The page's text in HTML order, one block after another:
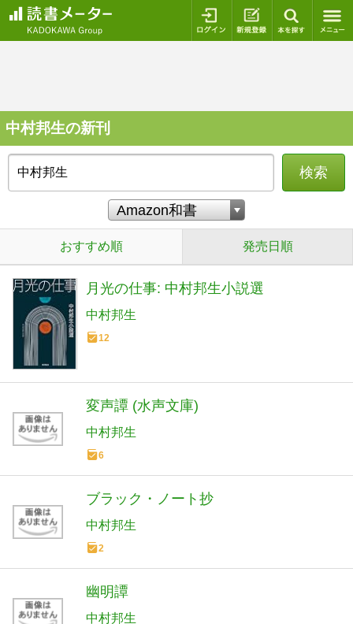
ログイン 新規登録
中村邦生の新刊
検索
おすすめ順 発売日順
月光の仕事: 中村邦生小説選
中村邦生
12
変声譚 (水声文庫)
中村邦生
6
ブラック・ノート抄
中村邦生
2
幽明譚
中村邦生